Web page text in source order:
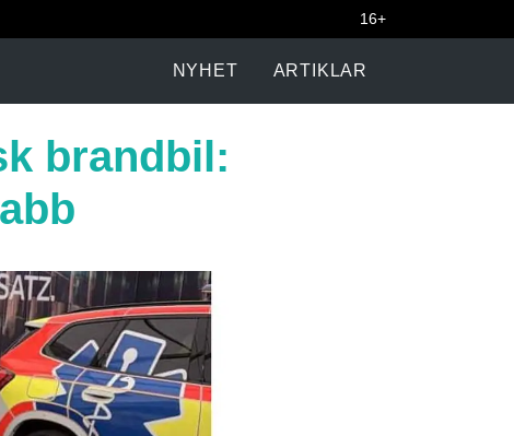
16+
NYHET ARTIKLAR
brandbil: